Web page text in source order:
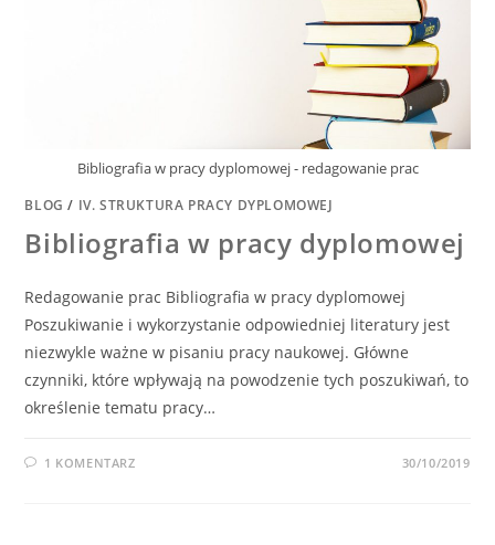
Bibliografia w pracy dyplomowej - redagowanie prac
BLOG / IV. STRUKTURA PRACY DYPLOMOWEJ
Bibliografia w pracy dyplomowej
Redagowanie prac Bibliografia w pracy dyplomowej
Poszukiwanie i wykorzystanie odpowiedniej literatury jest
niezwykle ważne w pisaniu pracy naukowej. Główne
czynniki, które wpływają na powodzenie tych poszukiwań, to
określenie tematu pracy…
1 KOMENTARZ 30/10/2019